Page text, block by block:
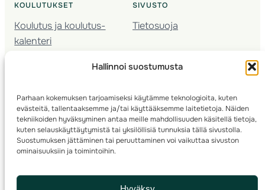
Hallinnoi suostumusta
Parhaan kokemuksen tarjoamiseksi käytämme teknologioita, kuten
evästeitä, tallentaaksemme ja/tai käyttääksemme laitetietoja. Näiden
tekniikoiden hyväksyminen antaa meille mahdollisuuden käsitellä tietoja,
kuten selauskäyttäytymistä tai yksilöllisiä tunnuksia tällä sivustolla.
Suostumuksen jättäminen tai peruuttaminen voi vaikuttaa sivuston
ominaisuuksiin ja toimintoihin.
KOULUTUKSET
Koulutus ja koulutus­
kalenteri
Seura­kehittäminen
Kartoitus
Ratamestari
SIVUSTO
Tietosuoja
© 2025 ·Suomen Suunnistusliitto· Valimotie 10, 00380 Helsinki, Finland
info(a)suunnistusliitto.fi,Rastilipun asiat: rastilippu(a)suunnistusliitto.fi